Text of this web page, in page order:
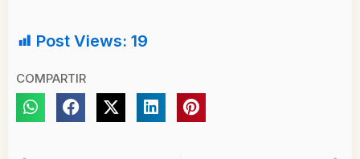
Post Views: 19
COMPARTIR